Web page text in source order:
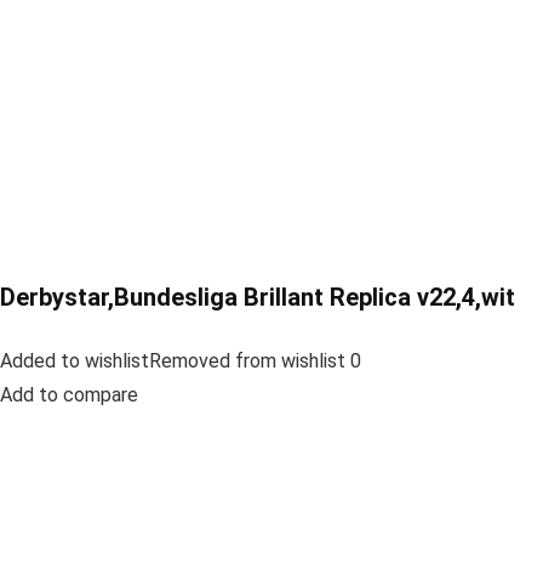
Derbystar,Bundesliga Brillant Replica v22,4,wit
Added to wishlistRemoved from wishlist 0
Add to compare